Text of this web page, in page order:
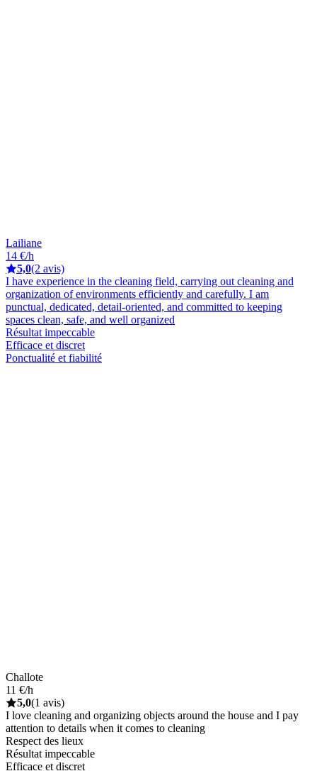
Lailiane
14 €/h
5,0(2 avis)
I have experience in the cleaning field, carrying out cleaning and
organization of environments efficiently and carefully. I am
punctual, dedicated, detail-oriented, and committed to keeping
spaces clean, safe, and well organized
Résultat impeccable
Efficace et discret
Ponctualité et fiabilité
Challote
11 €/h
5,0(1 avis)
I love cleaning and organizing objects around the house and I pay
attention to details when it comes to cleaning
Respect des lieux
Résultat impeccable
Efficace et discret